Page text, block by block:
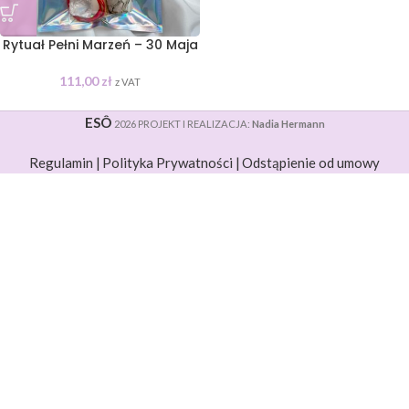
Rytuał Pełni Marzeń – 30 Maja
111,00zł z VAT
ESÔ 2026 PROJEKT I REALIZACJA: Nadia Hermann
Regulamin | Polityka Prywatności | Odstąpienie od umowy